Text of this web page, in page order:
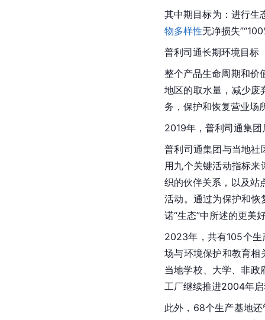
其中期目标为：进行生
物多样性无净损失
普利司通长期环境目
整个产品生命周期和价
地区的取水量，减少废
务，保护和恢复营业场
2019年，普利司通集
普利司通集团与当地社
用九个关键活动指标
织的伙伴关系，以及站
活动。通过为保护和
诺“生态”中所述的更美
2023年，共有105个
场与环境保护和教育
当地学校、大学、非
工厂继续推进2004年
此外，68个生产基地